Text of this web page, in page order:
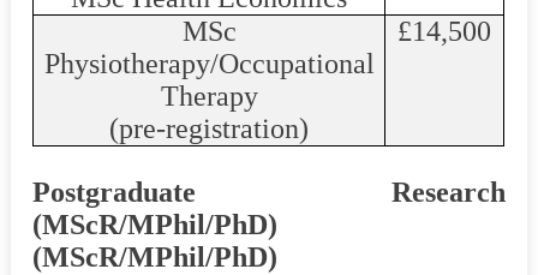
MSc
Physiotherapy/Occupational
Therapy
(pre-registration)
£14,500
Postgraduate Research
(MScR/MPhil/PhD)
(MScR/MPhil/PhD)